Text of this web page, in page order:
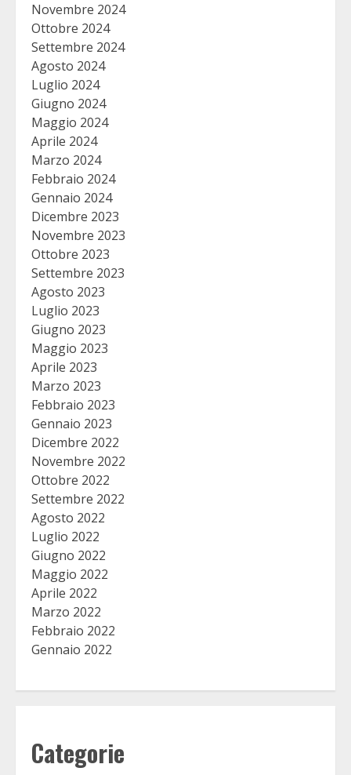
Novembre 2024
Ottobre 2024
Settembre 2024
Agosto 2024
Luglio 2024
Giugno 2024
Maggio 2024
Aprile 2024
Marzo 2024
Febbraio 2024
Gennaio 2024
Dicembre 2023
Novembre 2023
Ottobre 2023
Settembre 2023
Agosto 2023
Luglio 2023
Giugno 2023
Maggio 2023
Aprile 2023
Marzo 2023
Febbraio 2023
Gennaio 2023
Dicembre 2022
Novembre 2022
Ottobre 2022
Settembre 2022
Agosto 2022
Luglio 2022
Giugno 2022
Maggio 2022
Aprile 2022
Marzo 2022
Febbraio 2022
Gennaio 2022
Categorie